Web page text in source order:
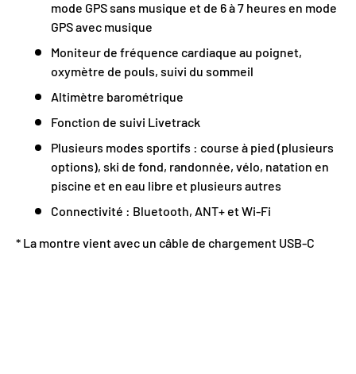
mode GPS sans musique et de 6 à 7 heures en mode
GPS avec musique
Moniteur de fréquence cardiaque au poignet,
oxymètre de pouls, suivi du sommeil
Altimètre barométrique
Fonction de suivi Livetrack
Plusieurs modes sportifs : course à pied (plusieurs
options), ski de fond, randonnée, vélo, natation en
piscine et en eau libre et plusieurs autres
Connectivité : Bluetooth, ANT+ et Wi-Fi
* La montre vient avec un câble de chargement USB-C